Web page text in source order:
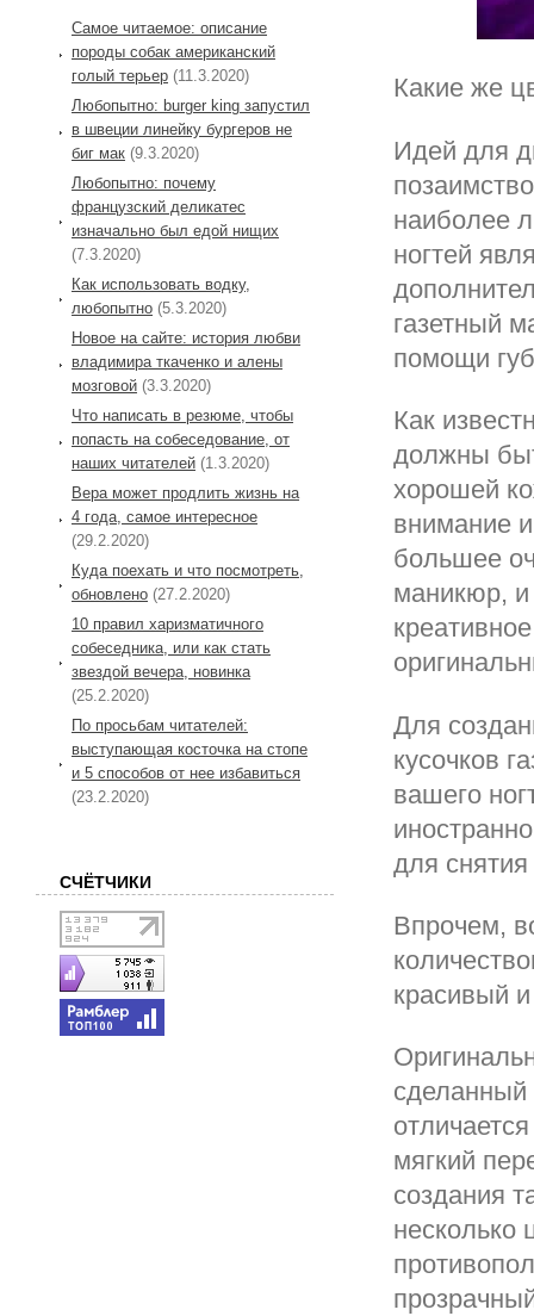
Какие же
Идей для
наиболее
ногтей
газетный
помощи
Как
должны
хорошей
внимание
большее
маникюр, и
Для
кусочков
вашего
для
Впрочем,
красивый
мягкий
создания
несколько
Самое читаемое: описание
породы собак американский
голый терьер (11.3.2020)
Любопытно: burger king запустил
в швеции линейку бургеров не
биг мак (9.3.2020)
Любопытно: почему
французский деликатес
изначально был едой нищих
(7.3.2020)
Как использовать водку,
любопытно (5.3.2020)
Новое на сайте: история любви
владимира ткаченко и алены
мозговой (3.3.2020)
Что написать в резюме, чтобы
попасть на собеседование, от
наших читателей (1.3.2020)
Вера может продлить жизнь на
4 года, самое интересное
(29.2.2020)
Куда поехать и что посмотреть,
обновлено (27.2.2020)
10 правил харизматичного
собеседника, или как стать
звездой вечера, новинка
(25.2.2020)
По просьбам читателей:
выступающая косточка на стопе
и 5 способов от нее избавиться
(23.2.2020)
СЧЁТЧИКИ